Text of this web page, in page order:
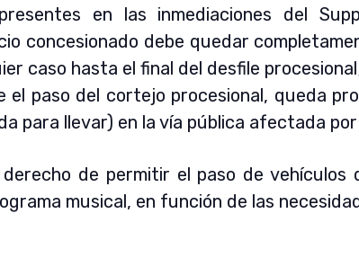
en las inmediaciones del
concesionado debe quedar
caso hasta el final del desfile
paso del cortejo procesional, queda
para llevar) en la vía pública afectada
de permitir el paso de
musical, en función de las